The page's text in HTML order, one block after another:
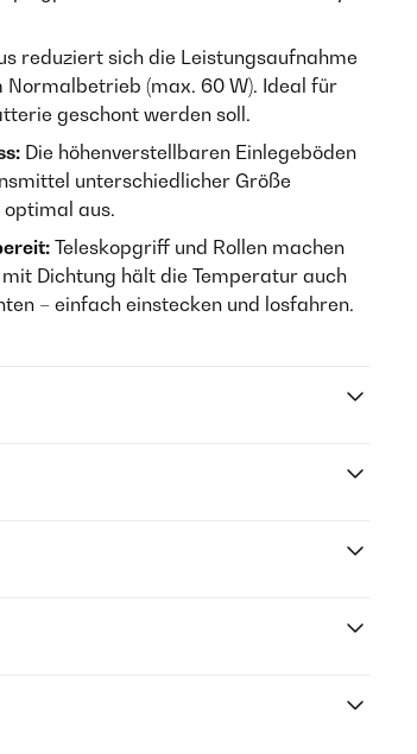
reduziert sich die Leistungsaufnahme
(max. 60 W). Ideal für
geschont werden soll.
Die höhenverstellbaren Einlegeböden
unterschiedlicher Größe
optimal aus.
Teleskopgriff und Rollen machen
Dichtung hält die Temperatur auch
– einfach einstecken und losfahren.